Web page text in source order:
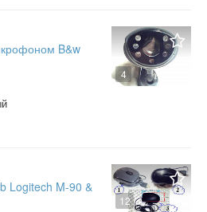
4
B&w
12
Logitech M-90 &